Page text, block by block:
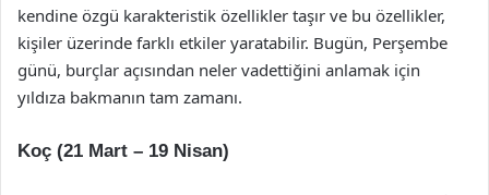
kendine özgü karakteristik özellikler taşır ve bu özellikler,
kişiler üzerinde farklı etkiler yaratabilir. Bugün, Perşembe
günü, burçlar açısından neler vadettiğini anlamak için
yıldıza bakmanın tam zamanı.
Koç (21 Mart – 19 Nisan)